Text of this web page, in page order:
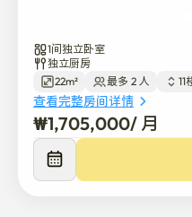
绝对禁止吸烟
不能养宠物狗
物品损坏&污染时要求赔偿
是新建的写字楼，状态最
使用Twosome Place、CU
麻浦、合井、新村、弘大
1间独立卧室
独立厨房
22m²
最多 2 人 11
查看完整房间详情
₩1,705,000/ 月